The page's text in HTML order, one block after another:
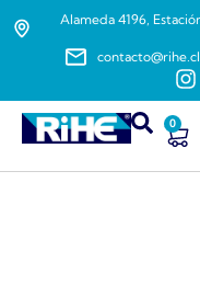
Alameda 4196,
contacto@rihe.cl
0